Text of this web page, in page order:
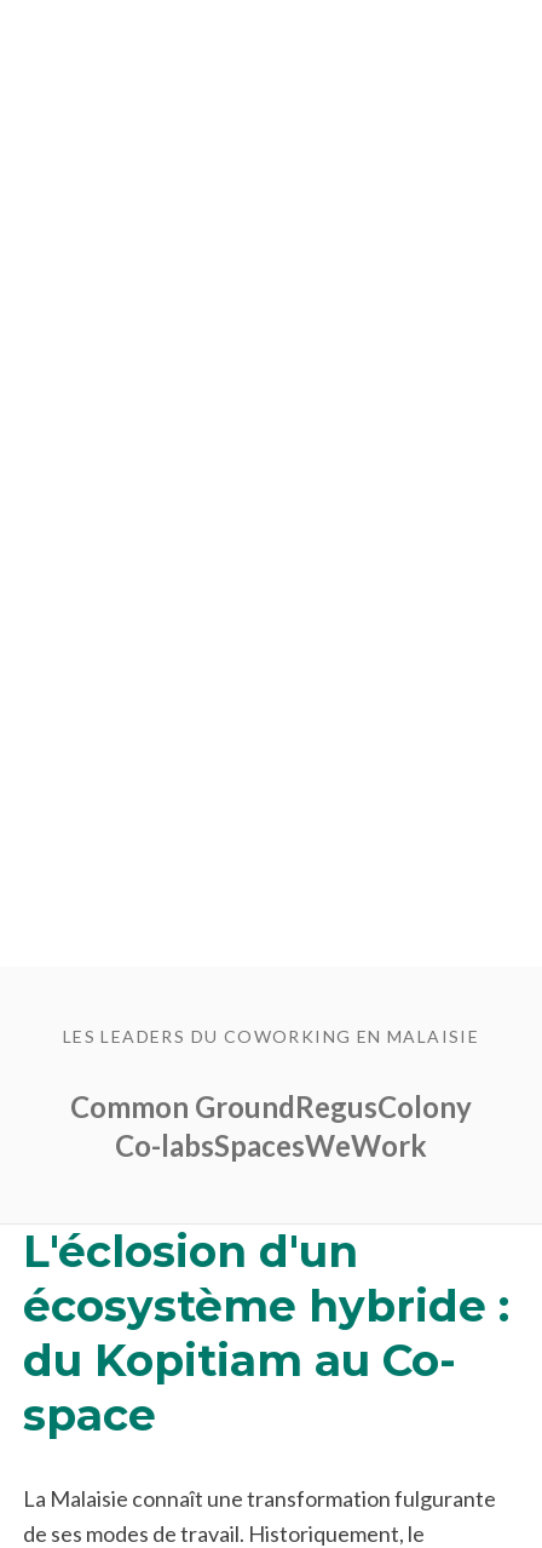
LES LEADERS DU COWORKING EN MALAISIE
Common GroundRegusColony
Co-labsSpacesWeWork
L'éclosion d'un
écosystème hybride :
du Kopitiam au Co-
space
La Malaisie connaît une transformation fulgurante
de ses modes de travail. Historiquement, le